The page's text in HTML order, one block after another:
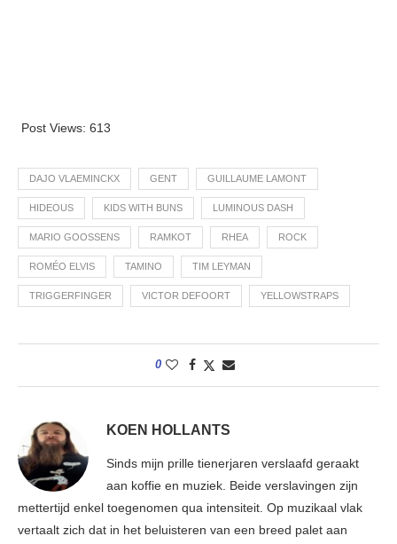
Post Views: 613
DAJO VLAEMINCKX GENT GUILLAUME LAMONT
HIDEOUS KIDS WITH BUNS LUMINOUS DASH
MARIO GOOSSENS RAMKOT RHEA ROCK
ROMÉO ELVIS TAMINO TIM LEYMAN
TRIGGERFINGER VICTOR DEFOORT YELLOWSTRAPS
0
KOEN HOLLANTS
Sinds mijn prille tienerjaren verslaafd geraakt
aan koffie en muziek. Beide verslavingen zijn
mettertijd enkel toegenomen qua intensiteit. Op muzikaal vlak
vertaalt zich dat in het beluisteren van een breed palet aan